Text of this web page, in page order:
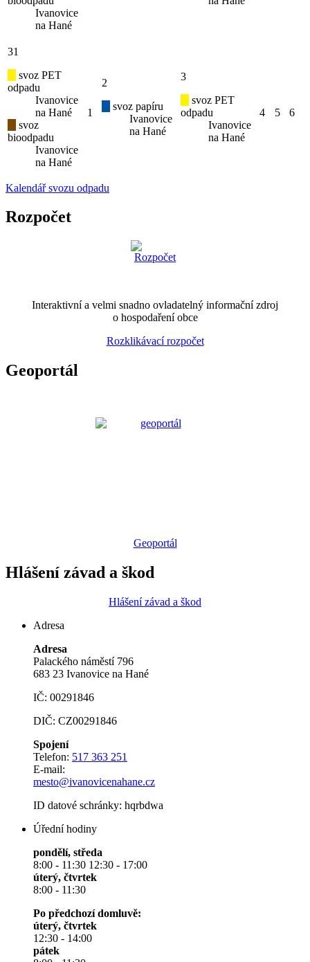
Ivanovice
na Hané
31
svoz PET
odpadu
Ivanovice
na Hané
svoz
bioodpadu
Ivanovice
na Hané
1
2
svoz papíru
Ivanovice
na Hané
3
svoz PET
odpadu
Ivanovice
na Hané
4 5 6
Kalendář svozu odpadu
Rozpočet
Interaktivní a velmi snadno ovladatelný informační zdroj
o hospodaření obce
Rozklikávací rozpočet
Geoportál
Geoportál
Hlášení závad a škod
Hlášení závad a škod
Adresa
Adresa
Palackého náměstí 796
683 23 Ivanovice na Hané
IČ: 00291846
DIČ: CZ00291846
Spojení
Telefon: 517 363 251
E-mail:
mesto@ivanovicenahane.cz
ID datové schránky: hqrbdwa
Úřední hodiny
pondělí, středa
8:00 - 11:30 12:30 - 17:00
úterý, čtvrtek
8:00 - 11:30
Po předchozí domluvě:
úterý, čtvrtek
12:30 - 14:00
pátek